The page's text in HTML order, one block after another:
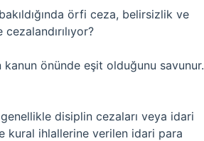
örfi ceza, belirsizlik ve
önünde eşit olduğunu savunur.
disiplin cezaları veya idari
kural ihlallerine verilen idari para